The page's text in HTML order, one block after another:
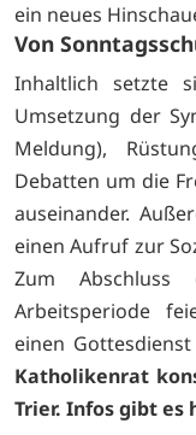
ein neues
Von
Inhaltlich setzte
Umsetzung der
Meldung),
Debatten um die
auseinander.
einen Aufruf zur
Zum Abschluss
Arbeitsperiode
einen
Katholikenrat
Trier. Infos gibt es